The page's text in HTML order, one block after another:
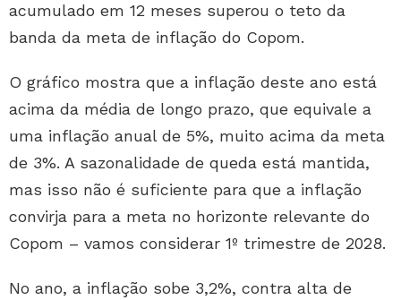
acumulado em 12 meses superou o teto da
banda da meta de inflação do Copom.
O gráfico mostra que a inflação deste ano está
acima da média de longo prazo, que equivale a
uma inflação anual de 5%, muito acima da meta
de 3%. A sazonalidade de queda está mantida,
mas isso não é suficiente para que a inflação
convirja para a meta no horizonte relevante do
Copom – vamos considerar 1º trimestre de 2028.
No ano, a inflação sobe 3,2%, contra alta de